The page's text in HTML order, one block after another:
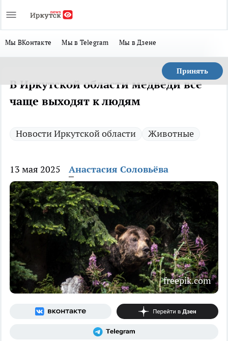
Мы ВКонтакте Мы в Telegram Мы в Дзене
Принять
В Иркутской области медведи все
чаще выходят к людям
Новости Иркутской области Животные
13 мая 2025 Анастасия Соловьёва
freepik.com